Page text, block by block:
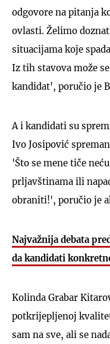
odgovore na pitanja
ovlasti. Želimo
situacijama koje
Iz tih stavova može
kandidat', poručio je
A i kandidati su
Ivo Josipović
'Što se mene tiče
prljavštinama ili
obraniti!', poručio je
Najvažnija debata
da kandidati
Kolinda Grabar
potkrijepljenoj
sam na sve, ali se